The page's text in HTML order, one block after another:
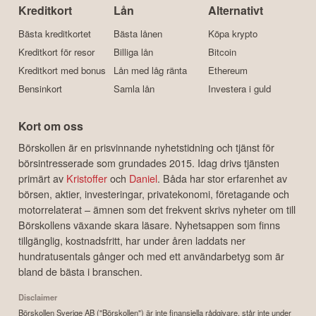
Kreditkort
Bästa kreditkortet
Kreditkort för resor
Kreditkort med bonus
Bensinkort
Lån
Bästa lånen
Billiga lån
Lån med låg ränta
Samla lån
Alternativt
Köpa krypto
Bitcoin
Ethereum
Investera i guld
Kort om oss
Börskollen är en prisvinnande nyhetstidning och tjänst för
börsintresserade som grundades 2015. Idag drivs tjänsten
primärt av Kristofferoch Daniel. Båda har stor erfarenhet av
börsen, aktier, investeringar, privatekonomi, företagande och
motorrelaterat – ämnen som det frekvent skrivs nyheter om till
Börskollens växande skara läsare. Nyhetsappen som finns
tillgänglig, kostnadsfritt, har under åren laddats ner
hundratusentals gånger och med ett användarbetyg som är
bland de bästa i branschen.
Disclaimer
Börskollen Sverige AB ("Börskollen") är inte finansiella rådgivare, står inte under